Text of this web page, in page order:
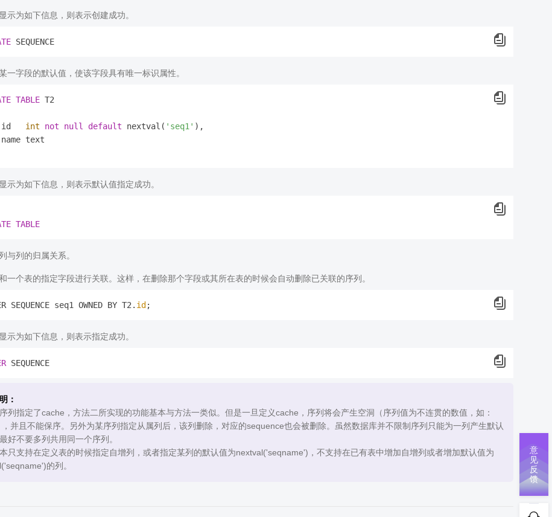
示为如下信息，则表示创建成功。
一字段的默认值，使该字段具有唯一标识属性。
TABLE T2
id
int not null default nextval( 'seq1' ),
text
示为如下信息，则表示默认值指定成功。
TABLE
与列的归属关系。
一个表的指定字段进行关联。这样，在删除那个字段或其所在表的时候会自动删除已关联的序列。
SEQUENCE seq1 OWNED BY T2. id
示为如下信息，则表示指定成功。
：
列指定了cache，方法二所实现的功能基本与方法一类似。但是一旦定义cache，序列将会产生空洞（序列值为不连贯的数值，如：
并且不能保序。另外为某序列指定从属列后，该列删除，对应的sequence也会被删除。虽然数据库并不限制序列只能为一列产生默认
好不要多列共用同一个序列。
只支持在定义表的时候指定自增列，或者指定某列的默认值为nextval('seqname')，不支持在已有表中增加自增列或者增加默认值为
的列。
意
见
反
馈